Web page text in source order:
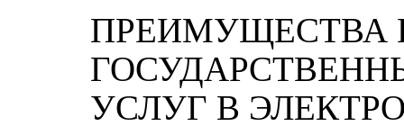
ПРЕИМУЩЕСТВА
УСЛУГ В